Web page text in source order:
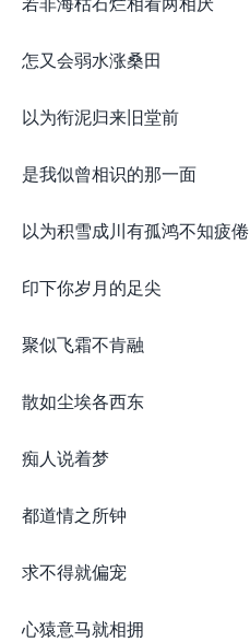
怎又会弱水涨桑田
以为衔泥归来旧堂前
是我似曾相识的那一面
以为积雪成川有孤鸿不知疲倦
印下你岁月的足尖
聚似飞霜不肯融
散如尘埃各西东
痴人说着梦
都道情之所钟
求不得就偏宠
心猿意马就相拥